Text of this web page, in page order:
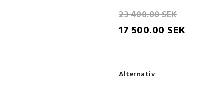
23 400.00 SEK
17 500.00 SEK
Alternativ